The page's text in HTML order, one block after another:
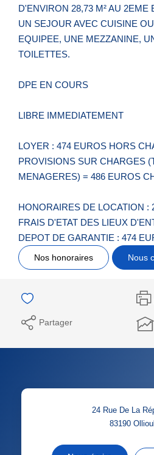
D'ENVIRON 28,73 M² AU
UN SEJOUR AVEC CUISINE
EQUIPEE, UNE MEZZANINE,
TOILETTES.
DPE EN COURS
LIBRE IMMEDIATEMENT
LOYER : 474 EUROS HORS
PROVISIONS SUR CHARGES
MENAGERES) = 486 EUROS
HONORAIRES DE LOCATION :
FRAIS D'ETAT DES LIEUX
DEPOT DE GARANTIE : 474
Nos honoraires Nous
Partager
24 Rue De La
83190